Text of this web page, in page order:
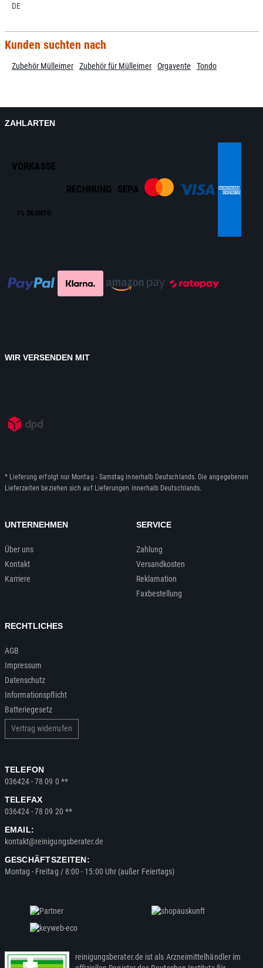
DE
Kunden suchten nach
Zubehör Mülleimer Zubehör für Mülleimer Orgavente Tondo
ZAHLARTEN
VORKASSE
1% SKONTO
RECHNUNG SEPA
WIR VERSENDEN MIT
* Lieferung erfolgt nur Montag - Samstag innerhalb Deutschlands. Die angegebenen
Lieferzeiten beziehen sich auf Lieferungen innerhalb Deutschlands.
UNTERNEHMEN
Über uns
Kontakt
Karriere
SERVICE
Zahlung
Versandkosten
Reklamation
Faxbestellung
RECHTLICHES
AGB
Impressum
Datenschutz
Informationspflicht
Batteriegesetz
Vertrag widerrufen
TELEFON
036424 - 78 09 0 **
TELEFAX
036424 - 78 09 20 **
EMAIL:
kontakt@reinigungsberater.de
GESCHÄFTSZEITEN:
Montag - Freitag / 8:00 - 15:00 Uhr (außer Feiertags)
reinigungsberater.de ist als Arzneimittelhändler im